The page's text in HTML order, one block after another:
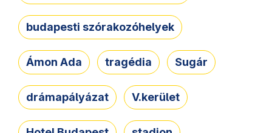
budapesti szórakozóhelyek
Ámon Ada tragédia Sugár
drámapályázat V.kerület